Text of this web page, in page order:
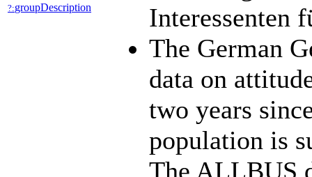
?:groupDescription
Interessenten
The German
data on
two years
population is
The ALLBUS